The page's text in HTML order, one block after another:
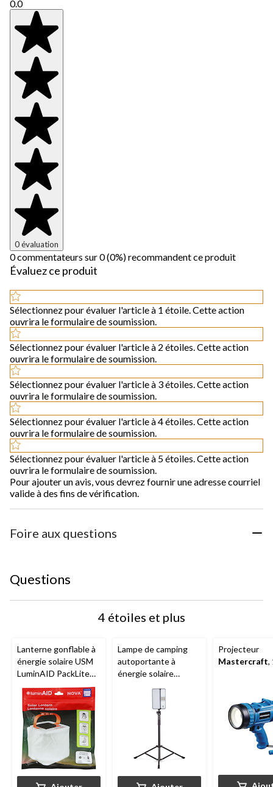
0.0
0 évaluation
0 commentateurs sur 0 (0%) recommandent ce produit
Évaluez ce produit
Sélectionnez pour évaluer l'article à 1 étoile. Cette action
ouvrira le formulaire de soumission.
Sélectionnez pour évaluer l'article à 2 étoiles. Cette action
ouvrira le formulaire de soumission.
Sélectionnez pour évaluer l'article à 3 étoiles. Cette action
ouvrira le formulaire de soumission.
Sélectionnez pour évaluer l'article à 4 étoiles. Cette action
ouvrira le formulaire de soumission.
Sélectionnez pour évaluer l'article à 5 étoiles. Cette action
ouvrira le formulaire de soumission.
Pour ajouter un avis, vous devrez fournir une adresse courriel
valide à des fins de vérification.
Foire aux questions
Questions
4 étoiles et plus
Lanterne gonflable à
énergie solaire USM
LuminAID PackLite
Nova, 75 lumens, noir
Lampe de camping
autoportante à
énergie solaire
chargeur, USB, 3000
Projecteur
Mastercraft,